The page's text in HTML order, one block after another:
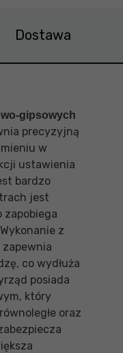
Dostawa
gipsowych
precyzyjną
w
ustawienia
bardzo
jest
zapobiega
z
co wydłuża
posiada
który
oraz